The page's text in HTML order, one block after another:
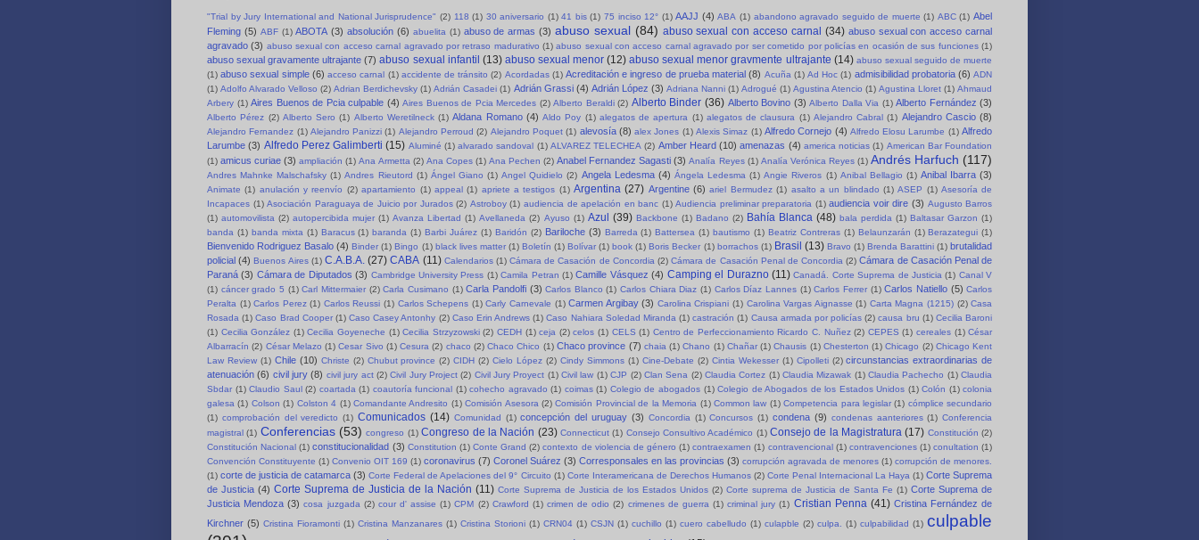
"Trial by Jury International and National Jurisprudence" (2) 118 (1) 30 aniversario (1) 41 bis (1) 75 inciso 12° (1) AAJJ (4) ABA (1) abandono agravado seguido de muerte (1) ABC (1) Abel
Fleming (5) ABF (1) ABOTA (3) absolución (6) abuelita (1) abuso de armas (3) abuso sexual (84) abuso sexual con acceso carnal (34) abuso sexual con acceso carnal
agravado (3) abuso sexual con acceso carnal agravado por retraso madurativo (1) abuso sexual con acceso carnal agravado por ser cometido por policías en ocasión de sus funciones (1)
abuso sexual gravamente ultrajante (7) abuso sexual infantil (13) abuso sexual menor (12) abuso sexual menor gravmente ultrajante (14) abuso sexual seguido de muerte
(1) abuso sexual simple (6) acceso carnal (1) accidente de tránsito (2) Acordadas (1) Acreditación e ingreso de prueba material (8) Acuña (1) Ad Hoc (1) admisibilidad probatoria (6) ADN
(1) Adolfo Alvarado Velloso (2) Adrian Berdichevsky (1) Adrián Casadei (1) Adrián Grassi (4) Adrián López (3) Adriana Nanni (1) Adrogué (1) Agustina Atencio (1) Agustina Lloret (1) Ahmaud
Arbery (1) Aires Buenos de Pcia culpable (4) Aires Buenos de Pcia Mercedes (2) Alberto Beraldi (2) Alberto Binder (36) Alberto Bovino (3) Alberto Dalla Via (1) Alberto Fernández (3)
Alberto Pérez (2) Alberto Sero (1) Alberto Weretilneck (1) Aldana Romano (4) Aldo Poy (1) alegatos de apertura (1) alegatos de clausura (1) Alejandro Cabral (1) Alejandro Cascio (8)
Alejandro Fernandez (1) Alejandro Panizzi (1) Alejandro Perroud (2) Alejandro Poquet (1) alevosía (8) alex Jones (1) Alexis Simaz (1) Alfredo Cornejo (4) Alfredo Elosu Larumbe (1) Alfredo
Larumbe (3) Alfredo Perez Galimberti (15) Aluminé (1) alvarado sandoval (1) ALVAREZ TELECHEA (2) Amber Heard (10) amenazas (4) america noticias (1) American Bar Foundation
(1) amicus curiae (3) ampliación (1) Ana Armetta (2) Ana Copes (1) Ana Pechen (2) Anabel Fernandez Sagasti (3) Analía Reyes (1) Analía Verónica Reyes (1) Andrés Harfuch (117)
Andres Mahnke Malschafsky (1) Andres Rieutord (1) Ángel Giano (1) Angel Quidielo (2) Angela Ledesma (4) Ángela Ledesma (1) Angie Riveros (1) Anibal Bellagio (1) Anibal Ibarra (3)
Animate (1) anulación y reenvío (2) apartamiento (1) appeal (1) apriete a testigos (1) Argentina (27) Argentine (6) ariel Bermudez (1) asalto a un blindado (1) ASEP (1) Asesoría de
Incapaces (1) Asociación Paraguaya de Juicio por Jurados (2) Astroboy (1) audiencia de apelación en banc (1) Audiencia preliminar preparatoria (1) audiencia voir dire (3) Augusto Barros
(1) automovilista (2) autopercibida mujer (1) Avanza Libertad (1) Avellaneda (2) Ayuso (1) Azul (39) Backbone (1) Badano (2) Bahía Blanca (48) bala perdida (1) Baltasar Garzon (1)
banda (1) banda mixta (1) Baracus (1) baranda (1) Barbi Juárez (1) Baridón (2) Bariloche (3) Barreda (1) Battersea (1) bautismo (1) Beatriz Contreras (1) Belaunzarán (1) Berazategui (1)
Bienvenido Rodriguez Basalo (4) Binder (1) Bingo (1) black lives matter (1) Boletín (1) Bolívar (1) book (1) Boris Becker (1) borrachos (1) Brasil (13) Bravo (1) Brenda Barattini (1) brutalidad
policial (4) Buenos Aires (1) C.A.B.A. (27) CABA (11) Calendarios (1) Cámara de Casación de Concordia (2) Cámara de Casación Penal de Concordia (2) Cámara de Casación Penal de
Paraná (3) Cámara de Diputados (3) Cambridge University Press (1) Camila Petran (1) Camille Vásquez (4) Camping el Durazno (11) Canadá. Corte Suprema de Justicia (1) Canal V
(1) cáncer grado 5 (1) Carl Mittermaier (2) Carla Cusimano (1) Carla Pandolfi (3) Carlos Blanco (1) Carlos Chiara Diaz (1) Carlos Díaz Lannes (1) Carlos Ferrer (1) Carlos Natiello (5) Carlos
Peralta (1) Carlos Perez (1) Carlos Reussi (1) Carlos Schepens (1) Carly Carnevale (1) Carmen Argibay (3) Carolina Crispiani (1) Carolina Vargas Aignasse (1) Carta Magna (1215) (2) Casa
Rosada (1) Caso Brad Cooper (1) Caso Casey Antonhy (2) Caso Erin Andrews (1) Caso Nahiara Soledad Miranda (1) castración (1) Causa armada por policías (2) causa bru (1) Cecilia Baroni
(1) Cecilia González (1) Cecilia Goyeneche (1) Cecilia Strzyzowski (2) CEDH (1) ceja (2) celos (1) CELS (1) Centro de Perfeccionamiento Ricardo C. Nuñez (2) CEPES (1) cereales (1) César
Albarracín (2) César Melazo (1) Cesar Sivo (1) Cesura (2) chaco (2) Chaco Chico (1) Chaco province (7) chaia (1) Chano (1) Chañar (1) Chausis (1) Chesterton (1) Chicago (2) Chicago Kent
Law Review (1) Chile (10) Christe (2) Chubut province (2) CIDH (2) Cielo López (2) Cindy Simmons (1) Cine-Debate (2) Cintia Wekesser (1) Cipolleti (2) circunstancias extraordinarias de
atenuación (6) civil jury (8) civil jury act (2) Civil Jury Project (2) Civil Jury Proyect (1) Civil law (1) CJP (2) Clan Sena (2) Claudia Cortez (1) Claudia Mizawak (1) Claudia Pachecho (1) Claudia
Sbdar (1) Claudio Saul (2) coartada (1) coautoría funcional (1) cohecho agravado (1) coimas (1) Colegio de abogados (1) Colegio de Abogados de los Estados Unidos (1) Colón (1) colonia
galesa (1) Colson (1) Colston 4 (1) Comandante Andresito (1) Comisión Asesora (2) Comisión Provincial de la Memoria (1) Common law (1) Competencia para legislar (1) cómplice secundario
(1) comprobación del veredicto (1) Comunicados (14) Comunidad (1) concepción del uruguay (3) Concordia (1) Concursos (1) condena (9) condenas aanteriores (1) Conferencia
magistral (1) Conferencias (53) congreso (1) Congreso de la Nación (23) Connecticut (1) Consejo Consultivo Académico (1) Consejo de la Magistratura (17) Constitución (2)
Constitución Nacional (1) constitucionalidad (3) Constitution (1) Conte Grand (2) contexto de violencia de género (1) contraexamen (1) contravencional (1) contravenciones (1) conultation (1)
Convención Constituyente (1) Convenio OIT 169 (1) coronavirus (7) Coronel Suárez (3) Corresponsales en las provincias (3) corrupción agravada de menores (1) corrupción de menores.
(1) corte de justicia de catamarca (3) Corte Federal de Apelaciones del 9° Circuito (1) Corte Interamericana de Derechos Humanos (2) Corte Penal Internacional La Haya (1) Corte Suprema
de Justicia (4) Corte Suprema de Justicia de la Nación (11) Corte Suprema de Justicia de los Estados Unidos (2) Corte suprema de Justicia de Santa Fe (1) Corte Suprema de
Justicia Mendoza (3) cosa juzgada (2) cour d' assise (1) CPM (2) Crawford (1) crimen de odio (2) crimenes de guerra (1) criminal jury (1) Cristian Penna (41) Cristina Fernández de
Kirchner (5) Cristina Fioramonti (1) Cristina Manzanares (1) Cristina Storioni (1) CRN04 (1) CSJN (1) cuchillo (1) cuero cabelludo (1) culapble (2) culpa. (1) culpabilidad (1) culpable